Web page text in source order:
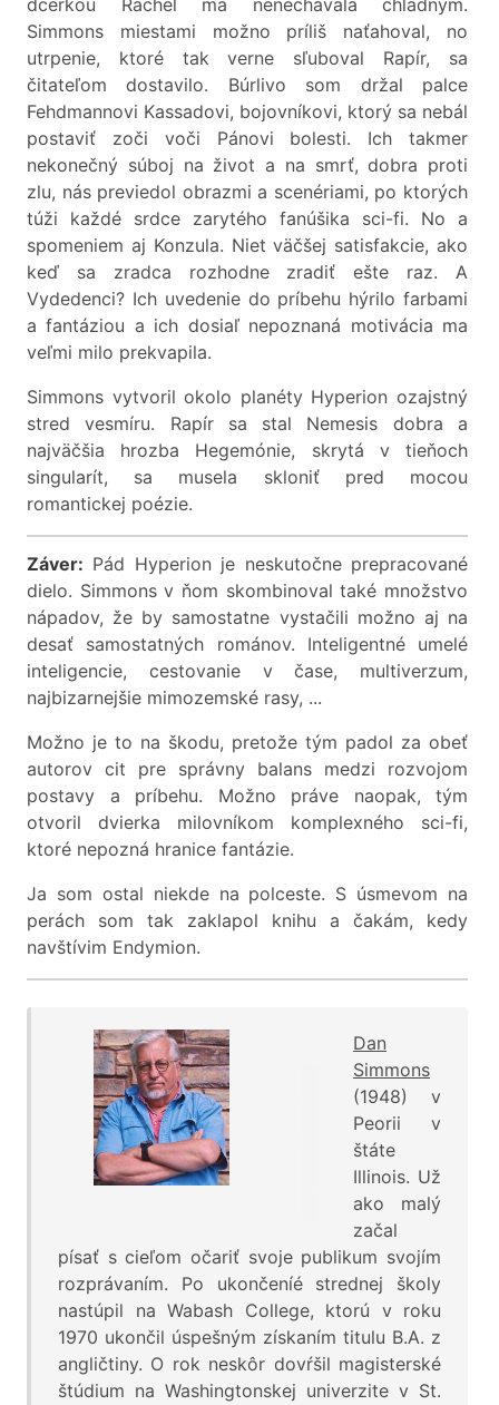
dcérkou Rachel ma nenechávala chladným.
Simmons miestami možno príliš naťahoval, no
utrpenie, ktoré tak verne sľuboval Rapír, sa
čitateľom dostavilo. Búrlivo som držal palce
Fehdmannovi Kassadovi, bojovníkovi, ktorý sa nebál
postaviť zoči voči Pánovi bolesti. Ich takmer
nekonečný súboj na život a na smrť, dobra proti
zlu, nás previedol obrazmi a scenériami, po ktorých
túži každé srdce zarytého fanúšika sci-fi. No a
spomeniem aj Konzula. Niet väčšej satisfakcie, ako
keď sa zradca rozhodne zradiť ešte raz. A
Vydedenci? Ich uvedenie do príbehu hýrilo farbami
a fantáziou a ich dosiaľ nepoznaná motivácia ma
veľmi milo prekvapila.
Simmons vytvoril okolo planéty Hyperion ozajstný
stred vesmíru. Rapír sa stal Nemesis dobra a
najväčšia hrozba Hegemónie, skrytá v tieňoch
singularít, sa musela skloniť pred mocou
romantickej poézie.
Záver: Pád Hyperion je neskutočne prepracované
dielo. Simmons v ňom skombinoval také množstvo
nápadov, že by samostatne vystačili možno aj na
desať samostatných románov. Inteligentné umelé
inteligencie, cestovanie v čase, multiverzum,
najbizarnejšie mimozemské rasy, ...
Možno je to na škodu, pretože tým padol za obeť
autorov cit pre správny balans medzi rozvojom
postavy a príbehu. Možno práve naopak, tým
otvoril dvierka milovníkom komplexného sci-fi,
ktoré nepozná hranice fantázie.
Ja som ostal niekde na polceste. S úsmevom na
perách som tak zaklapol knihu a čakám, kedy
navštívim Endymion.
Dan
Simmons
(1948) v
Peorii v
štáte
Illinois. Už
ako malý
začal
písať s cieľom očariť svoje publikum svojím
rozprávaním. Po ukončeníé strednej školy
nastúpil na Wabash College, ktorú v roku
1970 ukončil úspešným získaním titulu B.A. z
angličtiny. O rok neskôr dovŕšil magisterské
štúdium na Washingtonskej univerzite v St.